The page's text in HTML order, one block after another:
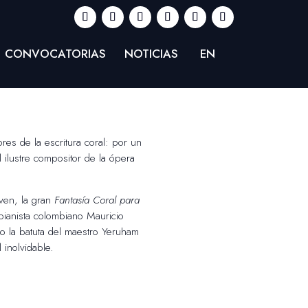
CONVOCATORIAS NOTICIAS EN
de la escritura coral: por un
compositor de la ópera
la gran Fantasía Coral para
colombiano Mauricio
batuta del maestro Yeruham